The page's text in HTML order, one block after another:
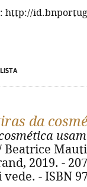
http://
da
Beatrice
2019. -
- ISBN